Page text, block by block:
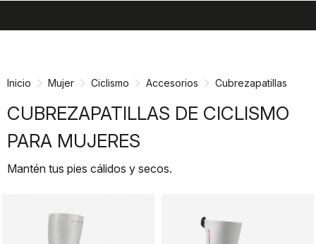
navegación
Inicio Mujer Ciclismo Accesorios Cubrezapatillas
CUBREZAPATILLAS DE CICLISMO
PARA MUJERES
Mantén tus pies cálidos y secos.